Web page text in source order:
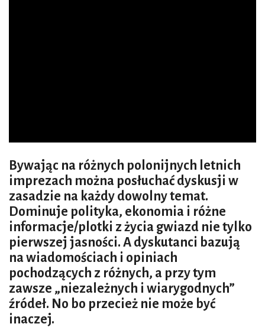
Bywając na różnych polonijnych letnich
imprezach można posłuchać dyskusji w
zasadzie na każdy dowolny temat.
Dominuje polityka, ekonomia i różne
informacje/plotki z życia gwiazd nie tylko
pierwszej jasności. A dyskutanci bazują
na wiadomościach i opiniach
pochodzących z różnych, a przy tym
zawsze „niezależnych i wiarygodnych”
źródeł. No bo przecież nie może być
inaczej.